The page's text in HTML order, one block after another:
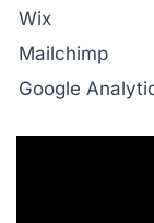
Wix
Mailchimp
Google